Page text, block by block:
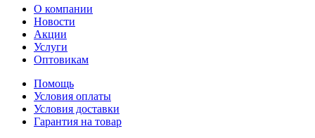
О компании
Новости
Акции
Услуги
Оптовикам
Помощь
Условия оплаты
Условия доставки
Гарантия на товар